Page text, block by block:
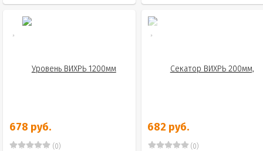
678 руб.
(0)
682 руб.
(0)